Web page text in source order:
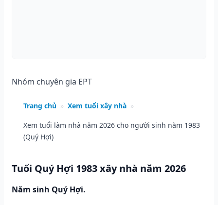
Nhóm chuyên gia EPT
Trang chủ » Xem tuổi xây nhà »
Xem tuổi làm nhà năm 2026 cho người sinh năm 1983
(Quý Hợi)
Tuổi Quý Hợi 1983 xây nhà năm 2026
Năm sinh Quý Hợi.